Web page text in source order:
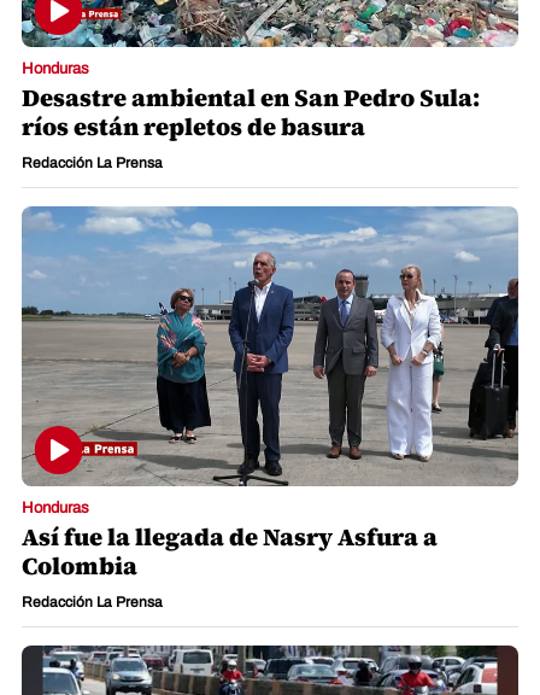
Honduras
Desastre ambiental en San Pedro Sula:
ríos están repletos de basura
Redacción La Prensa
Honduras
Así fue la llegada de Nasry Asfura a
Colombia
Redacción La Prensa